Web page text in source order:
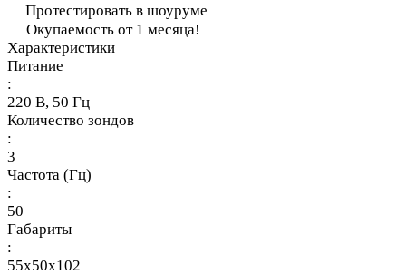
Протестировать в шоуруме
Окупаемость от 1 месяца!
Характеристики
Питание
:
220 В, 50 Гц
Количество зондов
:
3
Частота (Гц)
:
50
Габариты
:
55х50х102